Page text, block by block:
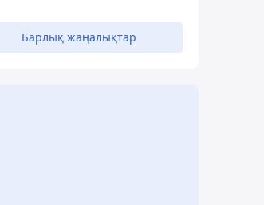
Барлық жаңалықтар